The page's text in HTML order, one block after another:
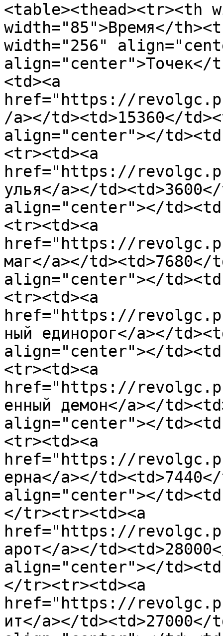
<table><thead><tr><th
width="85">Время</
width="256"
align="center">Точек</
<td><a
href="https://
/a></td><td>15360</
align="center"></
<tr><td><a
href="https://
улья</a></
align="center"></
<tr><td><a
href="https://
маг</a></td><td>7680</
align="center"></
<tr><td><a
href="https://
ный единорог</a></
align="center"></
<tr><td><a
href="https://
енный демон</a></
align="center"></
<tr><td><a
href="https://
ерна</a></
align="center"></
</tr><tr><td><a
href="https://
арот</a></
align="center"></
</tr><tr><td><a
href="https://
ит</a></td><td>27000</